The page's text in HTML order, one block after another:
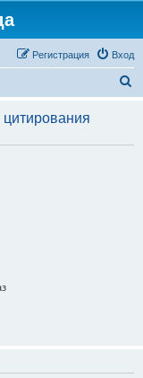
Вход
Регистрация
с